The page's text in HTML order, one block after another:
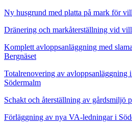
Ny husgrund med platta på mark för
Dränering och markåterställning vid
Komplett avloppsanläggning med
Bergnäset
Totalrenovering av avloppsanläggning
Södermalm
Schakt och återställning av gårdsmiljö
Förläggning av nya VA-ledningar i